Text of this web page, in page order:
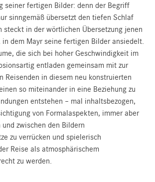
seiner fertigen Bilder: denn der Begriff
sinngemäß übersetzt den tiefen Schlaf
steckt in der wörtlichen Übersetzung jenen
in dem Mayr seine fertigen Bilder ansiedelt.
die sich bei hoher Geschwindigkeit im
entladen gemeinsam mit zur
Reisenden in diesem neu konstruierten
so miteinander in eine Beziehung zu
entstehen – mal inhaltsbezogen,
von Formalaspekten, immer aber
zwischen den Bildern
zu verrücken und spielerisch
Reise als atmosphärischem
zu werden.